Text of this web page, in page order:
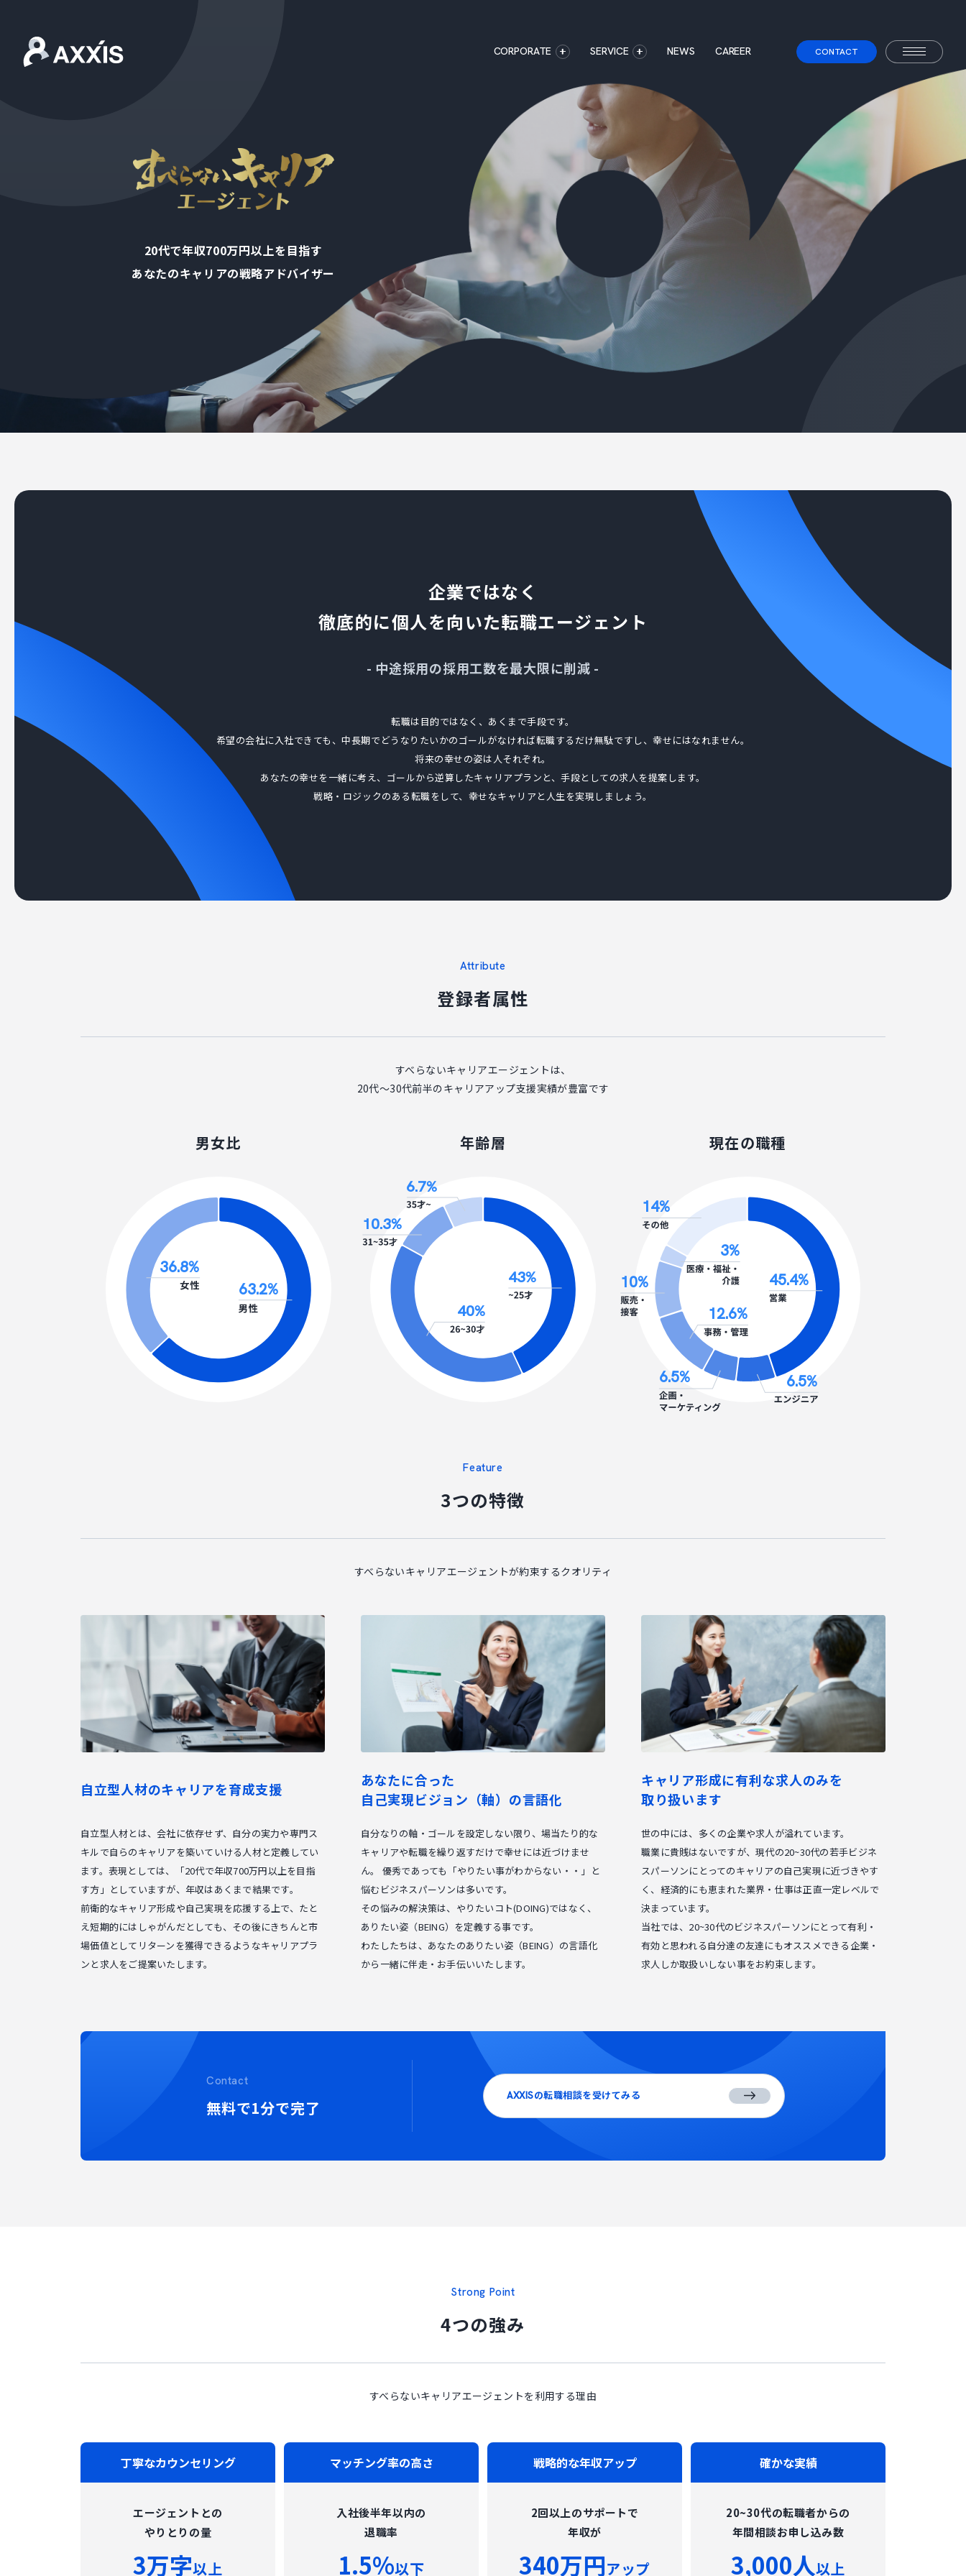
CORPORATE
アクセス
AXXISについて
事業コンセプト
SERVICE
AXXISのサービス
マジキャリ
すべらない
キャリアエージェント
すべらない転職
NEWS CAREER CONTACT
個人情報保護方針 利用規約 サービスポリシー
CORPORATE
企業情報 アクセス AXXISについて 事業コンセプト
SERVICE
AXXISのサービス マジキャリ すべらないキャリアエージェント すべらない転職
NEWS
イベント 記事掲載 出版
CAREER
20代で年収700万円以上を目指す
あなたのキャリアの戦略アドバイザー
企業ではなく
徹底的に個人を向いた転職エージェント
- 中途採用の採用工数を最大限に削減 -
転職は目的ではなく、あくまで手段です。
希望の会社に入社できても、中長期でどうなりたいかのゴールがなければ転職するだけ無駄ですし、幸せにはなれません。
将来の幸せの姿は人それぞれ。
あなたの幸せを一緒に考え、 ゴールから逆算したキャリアプランと、手段としての求人を提案します。
戦略・ロジックのある転職をして、 幸せなキャリアと人生を実現しましょう。
Attribute
登録者属性
すべらないキャリアエージェントは、
20代〜30代前半のキャリアアップ支援実績が豊富です
男女比
63.2%
36.8%
年齢層
43%
40%
10.3%
6.7%
現在の職種
45.4%
6.5%
10%
16.4
3%
6.5%
12.6%
Feature
3つの特徴
すべらないキャリアエージェントが約束するクオリティ
自立型人材のキャリアを育成支援
自立型人材とは、会社に依存せず、自分の実力や専門ス
キルで自らのキャリアを築いていける人材と定義してい
ます。表現としては、「20代で年収700万円以上を目指
す方」としていますが、年収はあくまで結果です。
前衛的なキャリア形成や自己実現を応援する上で、たと
え短期的にはしゃがんだとしても、その後にきちんと市
場価値としてリターンを獲得できるようなキャリアプラ
ンと求人をご提案いたします。
あなたに合った
自己実現ビジョン（軸）の言語化
自分なりの軸・ゴールを設定しない限り、場当たり的な
キャリアや転職を繰り返すだけで幸せには近づけませ
ん。 優秀であっても「やりたい事がわからない・・」と
悩むビジネスパーソンは多いです。
その悩みの解決策は、やりたいコト(DOING)ではなく、
ありたい姿（BEING）を定義する事です。
わたしたちは、あなたのありたい姿（BEING）の言語化
から一緒に伴走・お手伝いいたします。
キャリア形成に有利な求人のみを
取り扱います
世の中には、多くの企業や求人が溢れています。
職業に貴賎はないですが、現代の20~30代の若手ビジネ
スパーソンにとってのキャリアの自己実現に近づきやす
く、経済的にも恵まれた業界・仕事は正直一定レベルで
決まっています。
当社では、20~30代のビジネスパーソンにとって有利・
有効と思われる自分達の友達にもオススメできる企業・
求人しか取扱いしない事をお約束します。
Contact
無料で1分で完了
AXXISの転職相談を受けてみる
Strong Point
4つの強み
すべらないキャリアエージェントを利用する理由
丁寧なカウンセリング
エージェントとの
やりとりの量
3万字以上
マッチング率の高さ
入社後半年以内の
退職率
1.5%以下
戦略的な年収アップ
2回以上のサポートで
年収が
340万円アップ
確かな実績
20~30代の転職者からの
年間相談お申し込み数
3,000人以上